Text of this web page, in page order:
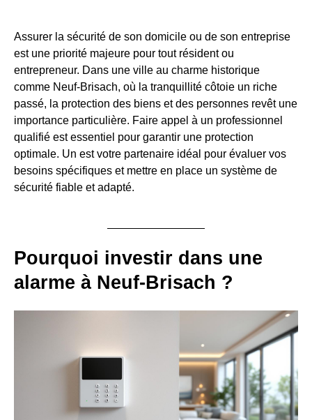
Assurer la sécurité de son domicile ou de son entreprise
est une priorité majeure pour tout résident ou
entrepreneur. Dans une ville au charme historique
comme Neuf-Brisach, où la tranquillité côtoie un riche
passé, la protection des biens et des personnes revêt une
importance particulière. Faire appel à un professionnel
qualifié est essentiel pour garantir une protection
optimale. Un est votre partenaire idéal pour évaluer vos
besoins spécifiques et mettre en place un système de
sécurité fiable et adapté.
Pourquoi investir dans une
alarme à Neuf-Brisach ?